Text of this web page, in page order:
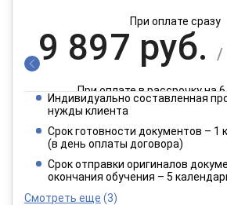
При оплате сразу
9 897 руб. /
При оплате в рассрочку на
4 949 руб.
При оплате в рассрочку на
Индивидуально составленная
нужды клиента
Срок готовности документов – 1
(в день оплаты договора)
Срок отправки оригиналов
окончания обучения – 5
Смотреть еще (3)